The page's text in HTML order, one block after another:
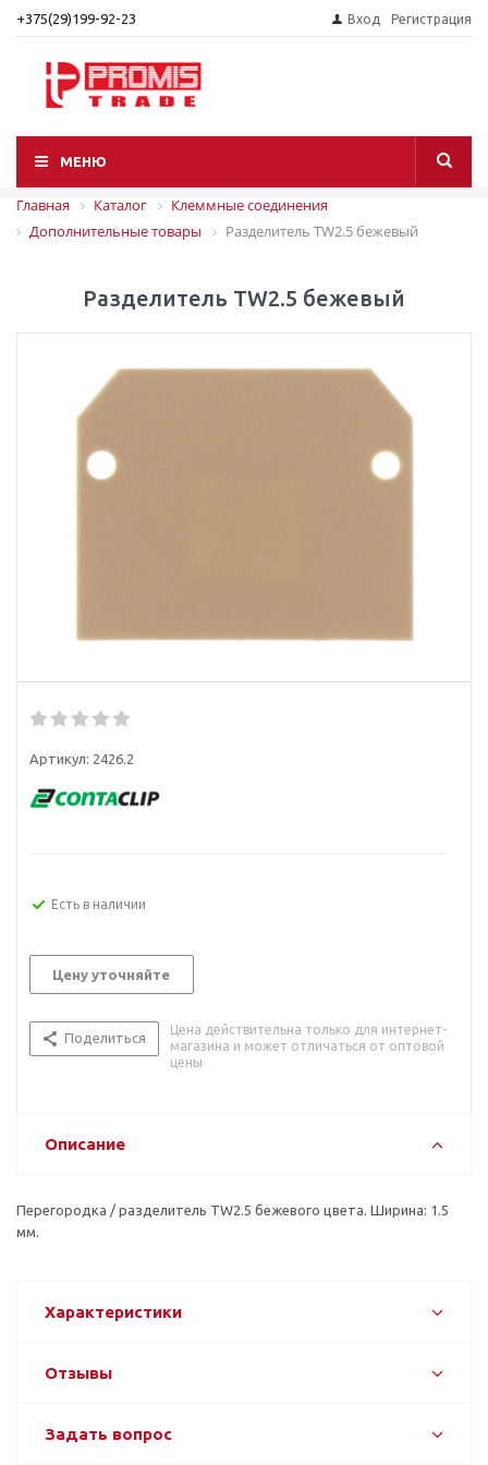
+375(29)199-92-23 Вход Регистрация
МЕНЮ
Главная Каталог
Клеммные соединения
Дополнительные товары
Разделитель TW2.5 бежевый
Разделитель TW2.5 бежевый
Артикул: 2426.2
Есть в наличии
Цену уточняйте
Поделиться
Цена действительна только для интернет-
магазина и может отличаться от оптовой
цены
Описание
Перегородка / разделитель TW2.5 бежевого цвета. Ширина: 1.5
мм.
Характеристики
Отзывы
Задать вопрос